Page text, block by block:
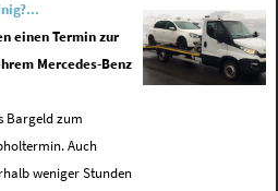
einen Termin zur
Mercedes-Benz
Bargeld zum
Auch
weniger Stunden